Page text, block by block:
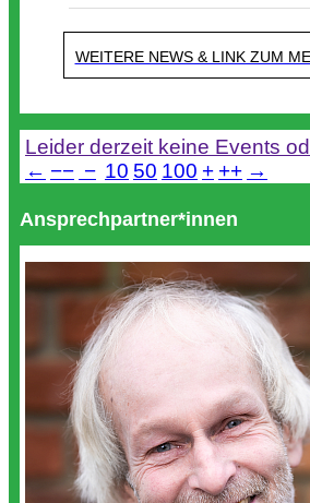
WEITERE NEWS & LINK ZUM
Leider derzeit keine Events
← −− − 10 50 100 + ++ →
Ansprechpartner*innen